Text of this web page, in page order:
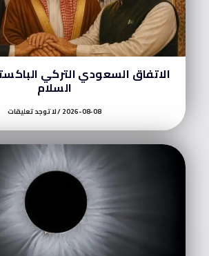
الاتفاق السعودي التركي
السلام
2026-08-08 لا توجد تعليقات